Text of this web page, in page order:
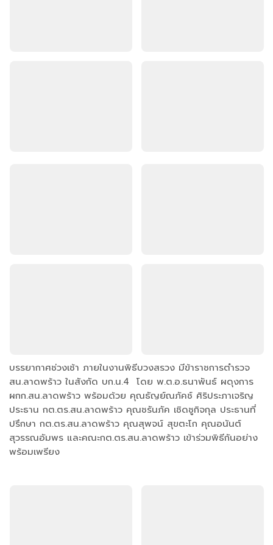
บรรยากาศช่วงเช้า ภายในงานพิธีบวงสรวง มีข้าราชการตำรวจ
สน.ลาดพร้าว ในสังกัด บก.น.4 โดย พ.ต.อ.ธนาพันธ์ ผดุงการ
ผกก.สน.ลาดพร้าว พร้อมด้วย คุณธัญย์ณภัคช์ ศิริประภาเจริญ
ประธาน กต.ตร.สน.ลาดพร้าว คุณชรันภัค เชิดชูกิจกุล ประธานที่
ปรึกษา กต.ตร.สน.ลาดพร้าว คุณสุพจน์ สุขตะโก คุณอนันต์
สุวรรณอัมพร และคณะกต.ตร.สน.ลาดพร้าว เข้าร่วมพิธีกันอย่าง
พร้อมเพรียง